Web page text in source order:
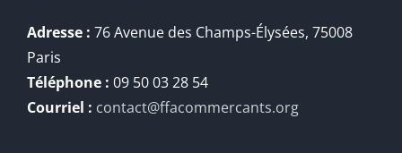
Adresse : 76 Avenue des Champs-Élysées, 75008
Paris
Téléphone : 09 50 03 28 54
Courriel : contact@ffacommercants.org